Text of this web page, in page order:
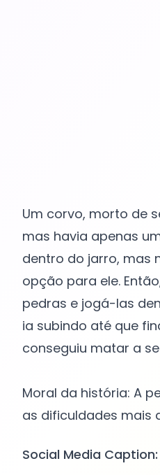
Um corvo, morto de
mas havia apenas
dentro do jarro, mas
opção para ele.
pedras e jogá-las
ia subindo até que
conseguiu matar a
Moral da história: A
Social Media Caption: